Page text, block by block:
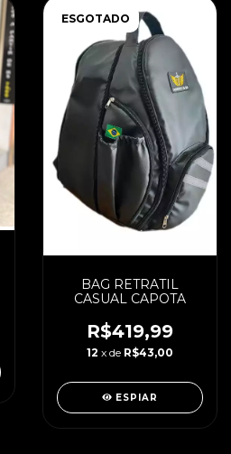
ESGOTADO
BAG RETRATIL
CASUAL CAPOTA
R$419,99
12 x de R$43,00
ESPIAR